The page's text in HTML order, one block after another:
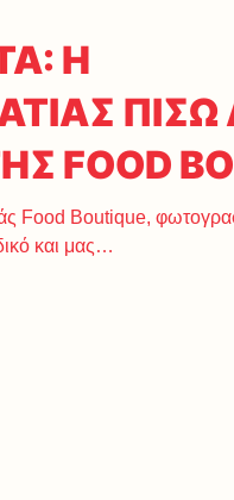
Η
FOOD
Food Boutique,
και μας…